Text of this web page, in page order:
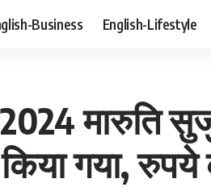
Business English-Lifestyle
मारुति
गया,